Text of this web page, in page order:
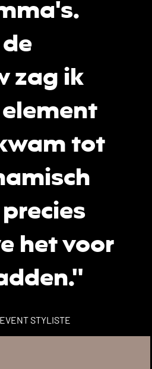
zag ik
tot
het voor
STYLISTE